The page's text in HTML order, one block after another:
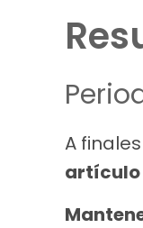
A
artículo